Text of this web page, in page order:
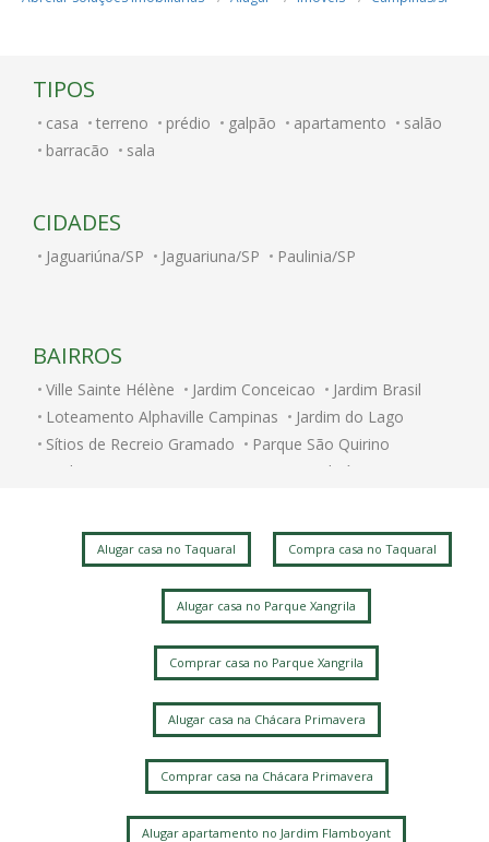
TIPOS
casa terreno prédio galpão apartamento
salão
barracão
sala
CIDADES
Jaguariúna/SP Jaguariuna/SP Paulinia/SP
BAIRROS
Ville Sainte Hélène Jardim Conceicao
Jardim Brasil
Loteamento Alphaville Campinas
Jardim do Lago
Sítios de Recreio Gramado
Parque São Quirino
Jardim Itatinga
Cambuí
Jardim dos Oliveiras
Jardim do Trevo
Taquaral
Parque Xangrilá
Jardim Bom Retiro
Jardim Santa Genebra
Alugar casa no Taquaral Compra casa no Taquaral
Alugar casa no Parque Xangrila
Comprar casa no Parque Xangrila
Alugar casa na Chácara Primavera
Comprar casa na Chácara Primavera
Alugar apartamento no Jardim Flamboyant